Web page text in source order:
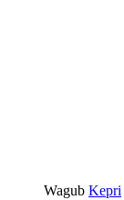
Wagub Kepri